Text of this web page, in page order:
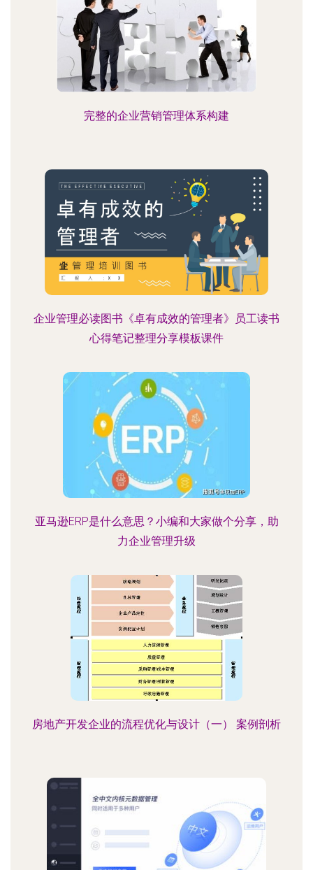
完整的企业营销管理体系构建
企业管理必读图书《卓有成效的管理者》员工读书
心得笔记整理分享模板课件
亚马逊ERP是什么意思？小编和大家做个分享，助
力企业管理升级
房地产开发企业的流程优化与设计（一） 案例剖析